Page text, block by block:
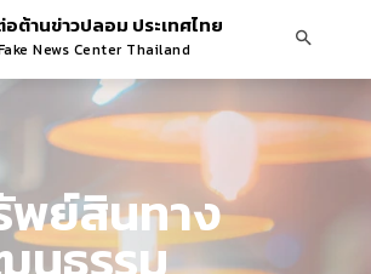
ต้านข่าวปลอม ประเทศไทย
News Center Thailand
พย์สินทาง